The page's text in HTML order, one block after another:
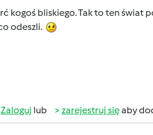
kogoś bliskiego. Tak to ten świat
odeszli.
Zaloguj lub zarejestruj sięaby